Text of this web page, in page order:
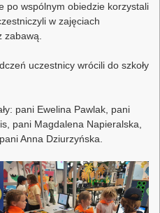
po wspólnym obiedzie korzystali
w zajęciach
zabawą.
uczestnicy wrócili do szkoły
pani Ewelina Pawlak, pani
pani Magdalena Napieralska,
Anna Dziurzyńska.